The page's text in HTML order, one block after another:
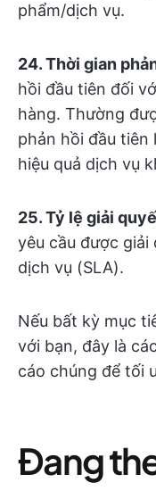
phẩm/dịch vụ.
24. Thời gian
hồi đầu tiên đối
hàng. Thường
phản hồi đầu
hiệu quả dịch vụ
25. Tỷ lệ giải
yêu cầu được
dịch vụ (SLA).
Nếu bất kỳ mục
với bạn, đây là
cáo chúng để tối
Đang